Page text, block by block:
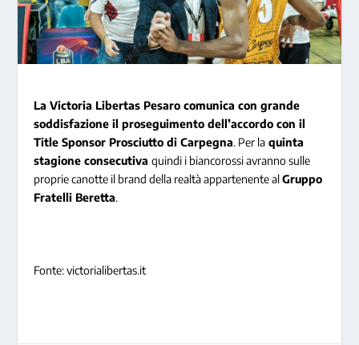
La Victoria Libertas Pesaro comunica con grande
soddisfazione il proseguimento dell’accordo con il
Title Sponsor Prosciutto di Carpegna. Per la quinta
stagione consecutivaquindi i biancorossi avranno sulle
proprie canotte il brand della realtà appartenente alGruppo
Fratelli Beretta.
Fonte: victorialibertas.it